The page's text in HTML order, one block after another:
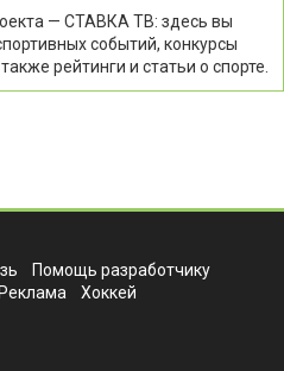
— СТАВКА ТВ: здесь вы
событий, конкурсы
рейтинги и статьи о спорте.
Помощь разработчику
Реклама Хоккей